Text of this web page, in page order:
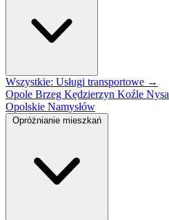
Wszystkie: Usługi transportowe →
Opole Brzeg Kędzierzyn Koźle Nysa
Opolskie Namysłów
Opróżnianie mieszkań